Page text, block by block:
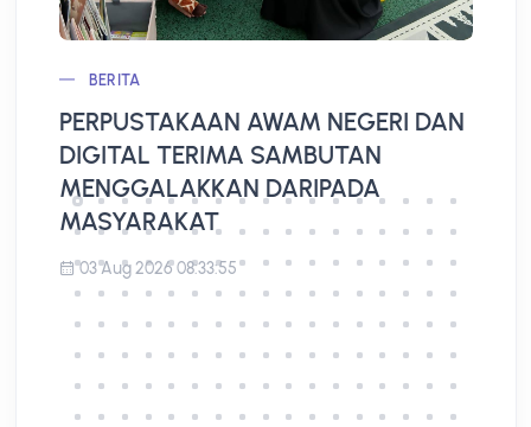
BERITA
PERPUSTAKAAN AWAM NEGERI DAN
DIGITAL TERIMA SAMBUTAN
MENGGALAKKAN DARIPADA
MASYARAKAT
03 Aug 2026 08:33:55